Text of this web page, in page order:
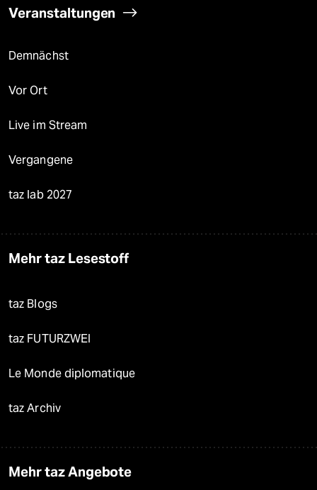
Veranstaltungen
Demnächst
Vor Ort
Live im Stream
Vergangene
taz lab 2027
Mehr taz Lesestoff
taz Blogs
taz FUTURZWEI
Le Monde diplomatique
taz Archiv
Mehr taz Angebote